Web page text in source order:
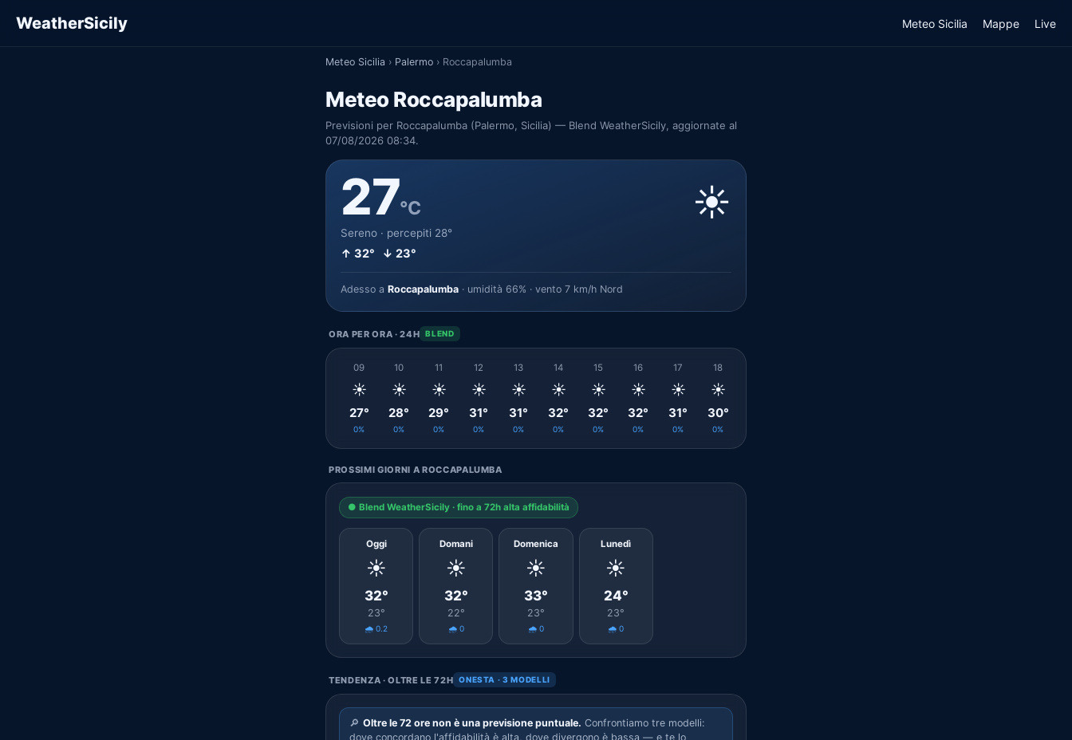
WeatherSicily Meteo Sicilia Mappe Live
Meteo Sicilia › Palermo › Roccapalumba
Meteo Roccapalumba
Previsioni per Roccapalumba (Palermo, Sicilia) — Blend WeatherSicily, aggiornate al
07/08/2026 08:34.
27°C
Sereno · percepiti 28°
↑ 32° ↓ 23°
☀️
Adesso a Roccapalumba · umidità 66% · vento 7 km/h Nord
ORA PER ORA · 24H BLEND
09
☀️
27°
0%
10
☀️
28°
0%
11
☀️
29°
0%
12
☀️
31°
0%
13
☀️
31°
0%
14
☀️
32°
0%
15
☀️
32°
0%
16
☀️
32°
0%
17
☀️
31°
0%
18
☀️
30°
0%
PROSSIMI GIORNI A ROCCAPALUMBA
● Blend WeatherSicily · fino a 72h alta affidabilità
Oggi
☀️
32°
23°
🌧️ 0.2
Domani
☀️
32°
22°
🌧️ 0
Domenica
☀️
33°
23°
🌧️ 0
Lunedì
☀️
24°
23°
🌧️ 0
TENDENZA · OLTRE LE 72H ONESTA · 3 MODELLI
🔎 Oltre le 72 ore non è una previsione puntuale. Confrontiamo tre modelli:
dove concordano l'affidabilità è alta, dove divergono è bassa — e te lo